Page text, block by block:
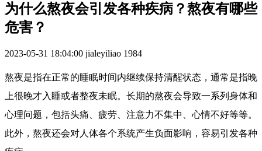
为什么熬夜会引发各种疾病？熬夜有哪些
危害？
2023-05-31 18:04:00 jialeyiliao 1984
熬夜是指在正常的睡眠时间内继续保持清醒状态，通常是指晚
上很晚才入睡或者整夜未眠。长期的熬夜会导致一系列身体和
心理问题，包括头痛、疲劳、注意力不集中、心情不好等等。
此外，熬夜还会对人体各个系统产生负面影响，容易引发各种